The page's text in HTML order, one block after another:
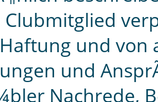
Clubmitglied
und von
und
Nachrede,